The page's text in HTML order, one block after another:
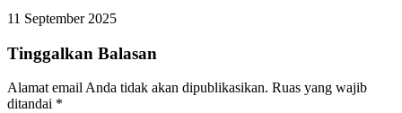
11 September 2025
Tinggalkan Balasan
Alamat email Anda tidak akan dipublikasikan. Ruas yang wajib
ditandai *